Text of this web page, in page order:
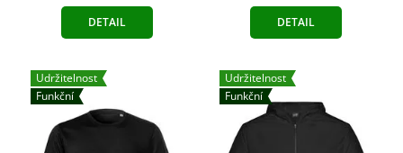
DETAIL DETAIL
Udržitelnost
Funkční
Udržitelnost
Funkční